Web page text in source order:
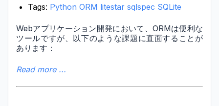
Tags: Python ORM litestar sqlspec SQLite
Webアプリケーション開発において、ORMは便利な
ツールですが、以下のような課題に直面することが
あります：
Read more ...